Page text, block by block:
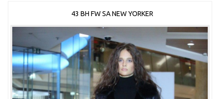
43 BH FW SA NEW YORKER